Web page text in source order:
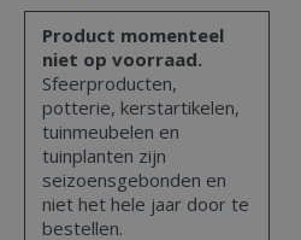
Product momenteel
niet op voorraad.
Sfeerproducten,
potterie, kerstartikelen,
tuinmeubelen en
tuinplanten zijn
seizoensgebonden en
niet het hele jaar door te
bestellen.